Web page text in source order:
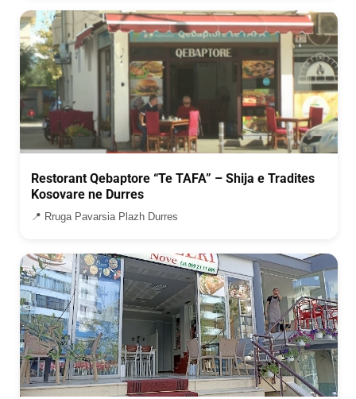
Restorant Qebaptore “Te TAFA” – Shija e Tradites
Kosovare ne Durres
📍 Rruga Pavarsia Plazh Durres